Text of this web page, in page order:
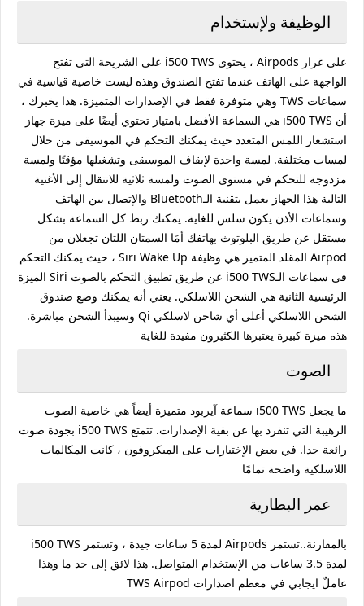
الوظيفة ولإستخدام
على غرار Airpods ، يحتوي i500 TWS على الشريحة التي تفتح
الواجهة على الهاتف عندما تفتح الصندوق وهذه ليست خاصية قياسية في
سماعات TWS وهي متوفرة فقط في الإصدارات المتميزة. هذا يخبرك ،
أن i500 TWS هي السماعة الأفضل بامتياز تحتوي أيضًا على ميزة جهاز
استشعار اللمس المتعدد حيث يمكنك التحكم في الموسيقى من خلال
لمسات مختلفة. لمسة واحدة لإيقاف الموسيقى وتشغيلها مؤقتًا ولمسة
مزدوجة للتحكم في مستوى الصوت ولمسة ثلاثية للانتقال إلى الأغنية
التالية هذا الجهاز يعمل بتقنية الـBluetooth والإتصال بين الهاتف
وسماعات الأذن يكون سلس للغاية. يمكنك ربط كل السماعة بشكل
مستقل عن طريق البلوتوث بهاتفك أمَا السمتان اللتان تجعلان من
Airpod المقلد المتميز هي وظيفة Siri Wake Up ، حيث يمكنك التحكم
في سماعات الـi500 TWS عن طريق تطبيق التحكم بالصوت Siri الميزة
الرئيسية الثانية هي الشحن اللاسلكي. يعني أنه يمكنك وضع صندوق
الشحن اللاسلكي أعلى أي شاحن لاسلكي Qi وسيبدأ الشحن مباشرة.
هذه ميزة كبيرة يعتبرها الكثيرون مفيدة للغاية
الصوت
ما يجعل i500 TWS سماعة آيربود متميزة أيضاً هي خاصية الصوت
الرهيبة التي تنفرد بها عن بقية الإصدارات. تتمتع i500 TWS بجودة صوت
رائعة جدا. في بعض الإختبارات على الميكروفون ، كانت المكالمات
اللاسلكية واضحة تمامًا
عمر البطارية
بالمقارنة..تستمر Airpods لمدة 5 ساعات جيدة ، وتستمر i500 TWS
لمدة 3.5 ساعات من الإستخدام المتواصل. هذا لائق إلى حد ما وهذا
عاملٌ ايجابي في معظم اصدارات TWS Airpod